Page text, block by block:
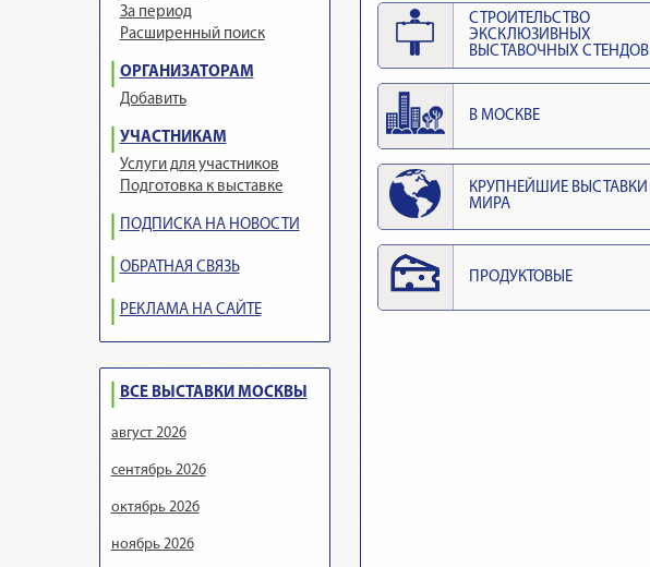
За период
Расширенный поиск
ОРГАНИЗАТОРАМ
Добавить
УЧАСТНИКАМ
Услуги для участников
Подготовка к выставке
ПОДПИСКА НА НОВОСТИ
ОБРАТНАЯ СВЯЗЬ
РЕКЛАМА НА САЙТЕ
ВСЕ ВЫСТАВКИ МОСКВЫ
август 2026
сентябрь 2026
октябрь 2026
ноябрь 2026
СТРОИТЕЛЬСТВО
ЭКСКЛЮЗИВНЫХ
ВЫСТАВОЧНЫХ СТЕНДОВ
В МОСКВЕ
КРУПНЕЙШИЕ ВЫСТАВКИ
МИРА
ПРОДУКТОВЫЕ